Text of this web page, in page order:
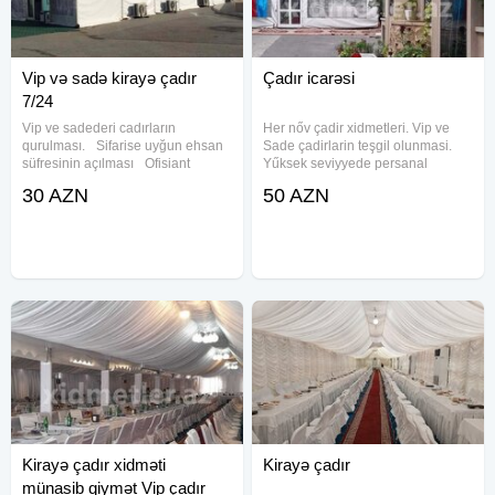
Vip və sadə kirayə çadır
7/24
Vip ve sadederi cadırların
qurulması. Sifarise uyğun ehsan
süfresinin açılması Ofisiant
qaşıq Stol stul Samavar Defn
30 AZN
Çadır icarəsi
Her nőv çadir xidmetleri. Vip ve
Sade çadirlarin teşgil olunmasi.
Yűksek seviyyede persanal
Povr. Ehsan sufrelerinin halliqla
50 AZN
Kirayə çadır xidməti
münasib qiymət Vip çadır
Kirayə çadır